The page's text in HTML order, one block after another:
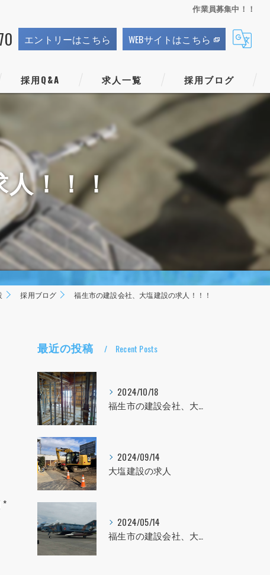
作業員募集中！！
エントリーはこちら WEBサイトはこちら
採用Q&A 求人一覧 採用ブログ
人！！！
採用ブログ 福生市の建設会社、大塩建設の求人！！！
*
最近の投稿 Recent Posts
2024/10/18
福生市の建設会社、大塩建設の求人！！！
2024/09/14
大塩建設の求人
2024/05/14
福生市の建設会社、大塩建設の求人！！！